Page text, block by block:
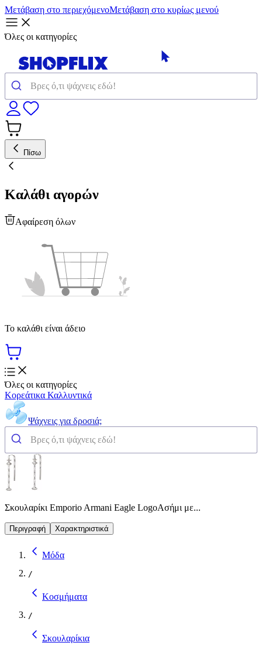
Μετάβαση στο περιεχόμενοΜετάβαση στο κυρίως μενού
Όλες οι κατηγορίες
Πίσω
Καλάθι αγορών
Αφαίρεση όλων
Το καλάθι είναι άδειο
Όλες οι κατηγορίες
Κορεάτικα Καλλυντικά
Ψάχνεις για δροσιά;
Σκουλαρίκι Emporio Armani Eagle LogoΑσήμι με...
Περιγραφή Χαρακτηριστικά
Μόδα
/
Κοσμήματα
/
Σκουλαρίκια